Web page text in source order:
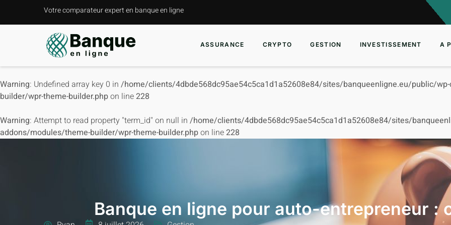
Votre comparateur expert en banque en ligne
ASSURANCE CRYPTO GESTION INVESTISSEMENT A
Warning: Undefined array key 0 in /home/clients/4dbde568dc95ae54c5ca1d1a52608e84/sites/banqueenligne.eu/public/
builder/wpr-theme-builder.phpon line228
Warning: Attempt to read property "term_id" on null in /home/clients/4dbde568dc95ae54c5ca1d1a52608e84/sites/
addons/modules/theme-builder/wpr-theme-builder.phpon line228
Banque en ligne pour auto-entrepreneur :